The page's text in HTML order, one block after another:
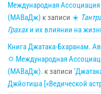
Международная
(МАВаДж) к записи ☀
Грахахи их влиянии на
Книга Джатака-Бхаранам.
🌣 Международная
(МАВаДж). к записи
Джйотиша [«Ведической